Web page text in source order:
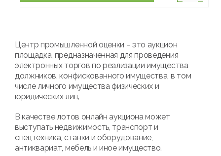
Центр промышленной оценки – это аукцион
площадка, предназначенная для проведения
электронных торгов по реализации имущества
должников, конфискованного имущества, в том
числе личного имущества физических и
юридических лиц.
В качестве лотов онлайн аукциона может
выступать недвижимость, транспорт и
спецтехника, станки и оборудование,
антиквариат, мебель и иное имущество.